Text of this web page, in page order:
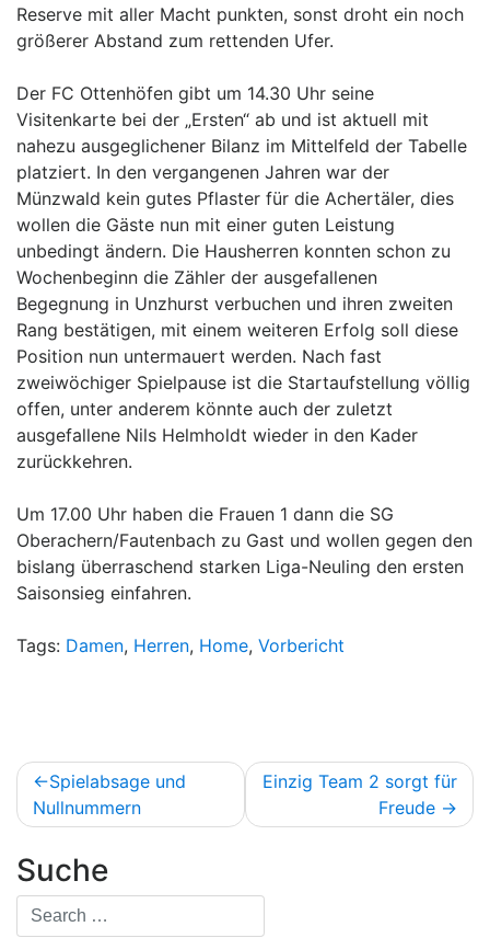
Reserve mit aller Macht punkten, sonst droht ein noch
größerer Abstand zum rettenden Ufer.
Der FC Ottenhöfen gibt um 14.30 Uhr seine
Visitenkarte bei der „Ersten“ ab und ist aktuell mit
nahezu ausgeglichener Bilanz im Mittelfeld der Tabelle
platziert. In den vergangenen Jahren war der
Münzwald kein gutes Pflaster für die Achertäler, dies
wollen die Gäste nun mit einer guten Leistung
unbedingt ändern. Die Hausherren konnten schon zu
Wochenbeginn die Zähler der ausgefallenen
Begegnung in Unzhurst verbuchen und ihren zweiten
Rang bestätigen, mit einem weiteren Erfolg soll diese
Position nun untermauert werden. Nach fast
zweiwöchiger Spielpause ist die Startaufstellung völlig
offen, unter anderem könnte auch der zuletzt
ausgefallene Nils Helmholdt wieder in den Kader
zurückkehren.
Um 17.00 Uhr haben die Frauen 1 dann die SG
Oberachern/Fautenbach zu Gast und wollen gegen den
bislang überraschend starken Liga-Neuling den ersten
Saisonsieg einfahren.
Tags: Damen, Herren, Home, Vorbericht
Beitragsnavigation
Spielabsage und
Nullnummern
Einzig Team 2 sorgt für
Freude
Suche